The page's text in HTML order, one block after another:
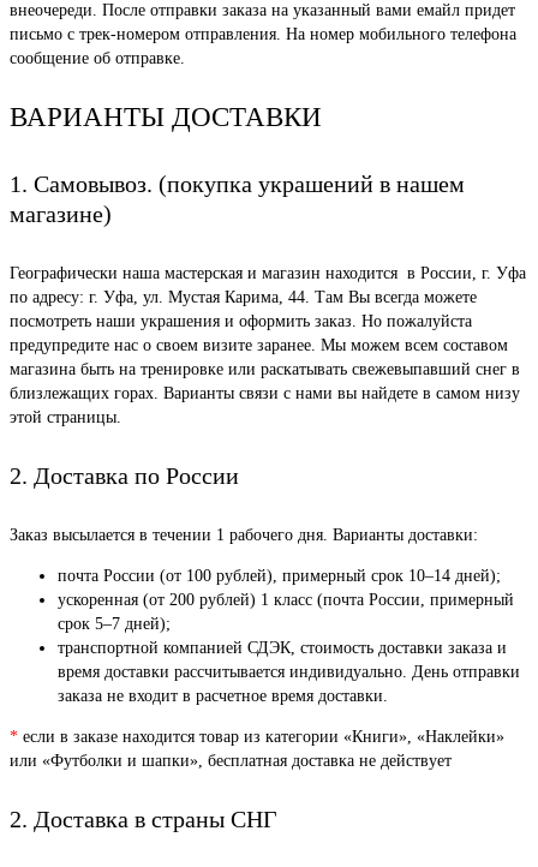
внеочереди. После отправки заказа на указанный вами емайл придет
письмо с трек-номером отправления. На номер мобильного телефона
сообщение об отправке.
ВАРИАНТЫ ДОСТАВКИ
1. Самовывоз. (покупка украшений в нашем
магазине)
Географически наша мастерская и магазин находится в России, г. Уфа
по адресу: г. Уфа, ул. Мустая Карима, 44. Там Вы всегда можете
посмотреть наши украшения и оформить заказ. Но пожалуйста
предупредите нас о своем визите заранее. Мы можем всем составом
магазина быть на тренировке или раскатывать свежевыпавший снег в
близлежащих горах. Варианты связи с нами вы найдете в самом низу
этой страницы.
2. Доставка по России
Заказ высылается в течении 1 рабочего дня. Варианты доставки:
почта России (от 100 рублей), примерный срок 10–14 дней);
ускоренная (от 200 рублей) 1 класс (почта России, примерный
срок 5–7 дней);
транспортной компанией СДЭК, стоимость доставки заказа и
время доставки рассчитывается индивидуально. День отправки
заказа не входит в расчетное время доставки.
* если в заказе находится товар из категории «Книги», «Наклейки»
или «Футболки и шапки», бесплатная доставка не действует
2. Доставка в страны СНГ